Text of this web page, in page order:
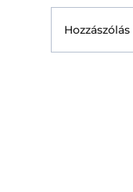
Hozzászólás